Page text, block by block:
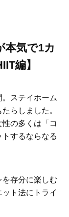
本気で1カ
編】
ステイホーム
らしました。
の多くは「コ
するならなる
存分に楽しむ
ト法にトライ